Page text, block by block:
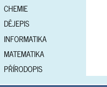
CHEMIE
DĚJEPIS
INFORMATIKA
MATEMATIKA
PŘÍRODOPIS